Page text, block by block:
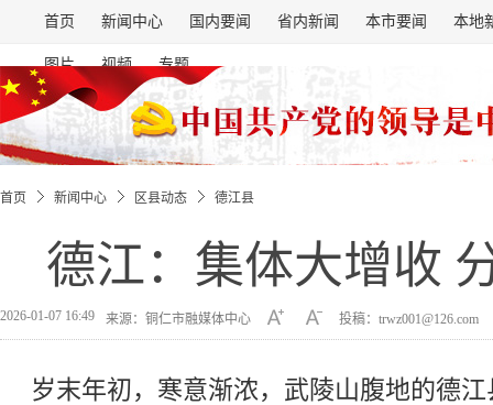
首页 新闻中心 国内要闻 省内新闻 本市要闻 本地
图片 视频 专题
首页 新闻中心 区县动态 德江县
德江：集体大增收
2026-01-07 16:49 来源：铜仁市融媒体中心 投稿：trwz001@126.com
岁末年初，寒意渐浓，武陵山腹地的德